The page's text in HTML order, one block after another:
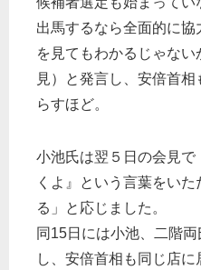
出馬するなら全面的に
を見てもわかるじゃな
見）と発言し、安倍首
らすほど。
小池氏は翌５日の会見
くよ』という言葉をい
る」と応じました。
同15日には小池、二階
し、安倍首相も同じ店